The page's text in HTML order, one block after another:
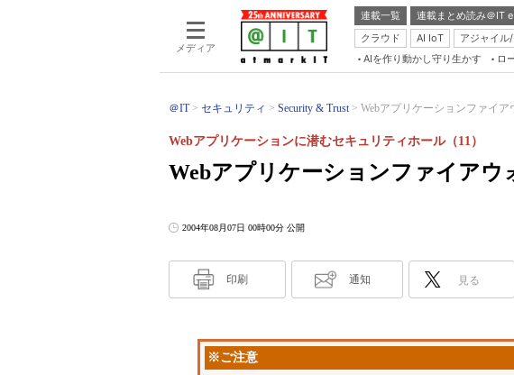
メディア
連載一覧 連載まとめ読み＠IT
クラウド
AI IoT アジャイル
AIを作り動かし守り生かす ロ
＠IT セキュリティ Security & Trust Webアプリケーションファイ
Webアプリケーションファイアウ
Webアプリケーションに潜むセキュリティホール（11）
2004年08月07日 00時00分 公開
印刷 通知 見る
※ご注意